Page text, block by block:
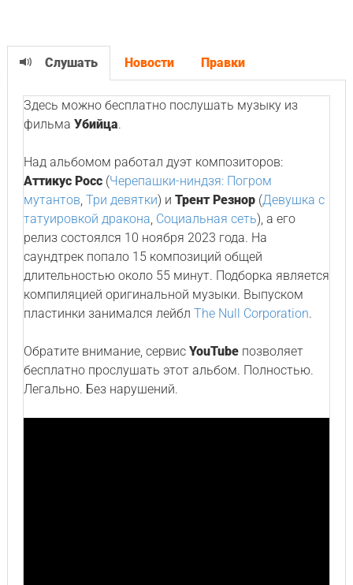
Слушать Новости Правки
Здесь можно бесплатно послушать музыку из
фильма Убийца.
Над альбомом работал дуэт композиторов:
Аттикус Росс(Черепашки-ниндзя: Погром
мутантов, Три девятки) и Трент Резнор(Девушка с
татуировкой дракона, Социальная сеть), а его
релиз состоялся 10 ноября 2023 года. На
саундтрек попало 15 композиций общей
длительностью около 55 минут. Подборка является
компиляцией оригинальной музыки. Выпуском
пластинки занимался лейбл The Null Corporation.
Обратите внимание, сервис YouTubeпозволяет
бесплатно прослушать этот альбом. Полностью.
Легально. Без нарушений.